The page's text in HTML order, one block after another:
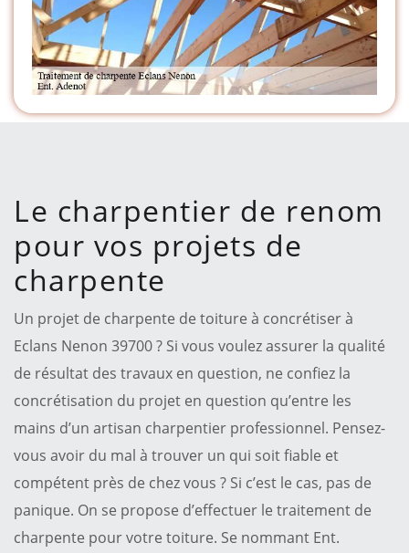
Le charpentier de renom
pour vos projets de
charpente
Un projet de charpente de toiture à concrétiser à
Eclans Nenon 39700 ? Si vous voulez assurer la qualité
de résultat des travaux en question, ne confiez la
concrétisation du projet en question qu’entre les
mains d’un artisan charpentier professionnel. Pensez-
vous avoir du mal à trouver un qui soit fiable et
compétent près de chez vous ? Si c’est le cas, pas de
panique. On se propose d’effectuer le traitement de
charpente pour votre toiture. Se nommant Ent.